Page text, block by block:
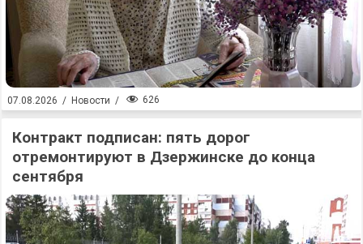
07.08.2026 / Новости / 626
Контракт подписан: пять дорог
отремонтируют в Дзержинске до конца
сентября